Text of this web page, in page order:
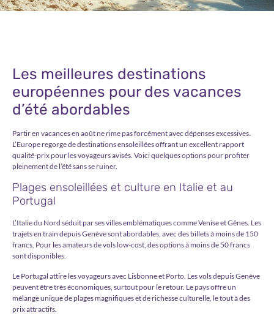
Les meilleures destinations
européennes pour des vacances
d’été abordables
Partir en vacances en août ne rime pas forcément avec dépenses excessives.
L’Europe regorge de destinations ensoleillées offrant un excellent rapport
qualité-prix pour les voyageurs avisés. Voici quelques options pour profiter
pleinement de l’été sans se ruiner.
Plages ensoleillées et culture en Italie et au
Portugal
L’Italie du Nord séduit par ses villes emblématiques comme Venise et Gênes. Les
trajets en train depuis Genève sont abordables, avec des billets à moins de 150
francs. Pour les amateurs de vols low-cost, des options à moins de 50 francs
sont disponibles.
Le Portugal attire les voyageurs avec Lisbonne et Porto. Les vols depuis Genève
peuvent être très économiques, surtout pour le retour. Le pays offre un
mélange unique de plages magnifiques et de richesse culturelle, le tout à des
prix attractifs.